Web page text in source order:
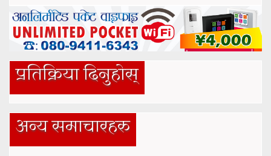
प्रतिक्रिया दिनुहोस्
अन्य समाचारहरु